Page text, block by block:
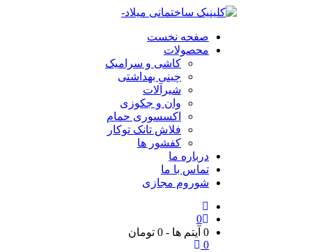
صفحه نخست
محصولات
کاشی و سرامیک
چینی بهداشتی
شیرآلات
وان و جکوزی
اکسسوری حمام
فلاش تانک توکار
کفشور ها
درباره ما
تماس با ما
شوروم مجازی
0
0 آیتم ها
-
0 تومان
0